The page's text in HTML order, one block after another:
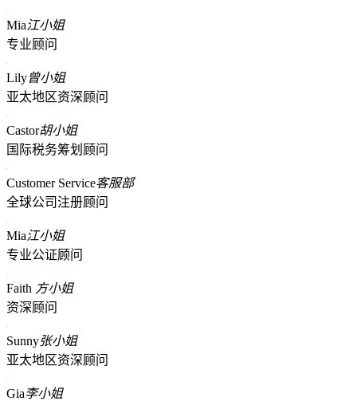
Mia江小姐
专业顾问
Lily曾小姐
亚太地区资深顾问
Castor胡小姐
国际税务筹划顾问
Customer Service客服部
全球公司注册顾问
Mia江小姐
专业公证顾问
Faith 方小姐
资深顾问
Sunny张小姐
亚太地区资深顾问
Gia李小姐